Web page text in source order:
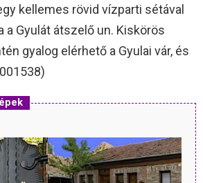
kellemes rövid vízparti sétával
a Gyulát átszelő un. Kiskörös
gyalog elérhető a Gyulai vár, és